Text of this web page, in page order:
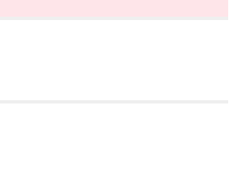
発生!?
ドタバタラブコメディ！